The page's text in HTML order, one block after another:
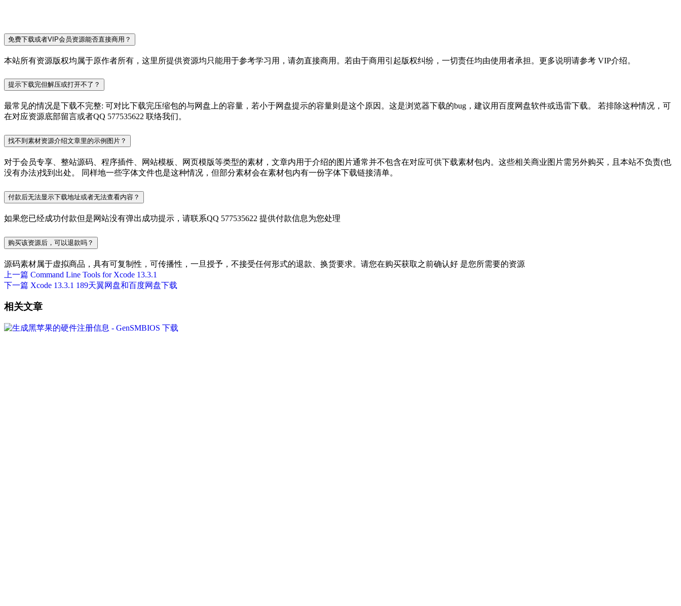
免费下载或者VIP会员资源能否直接商用？
本站所有资源版权均属于原作者所有，这里所提供资源均只能用于参考学习用，请勿直接商用。若由于商用引起版权纠纷，一切责任均由使用者承担。更多说明请参考 VIP介绍。
提示下载完但解压或打开不了？
最常见的情况是下载不完整: 可对比下载完压缩包的与网盘上的容量，若小于网盘提示的容量则是这个原因。这是浏览器下载的bug，建议用百度网盘软件或迅雷下载。 若排除这种情况，可
在对应资源底部留言或者QQ 577535622 联络我们。
找不到素材资源介绍文章里的示例图片？
对于会员专享、整站源码、程序插件、网站模板、网页模版等类型的素材，文章内用于介绍的图片通常并不包含在对应可供下载素材包内。这些相关商业图片需另外购买，且本站不负责(也
没有办法)找到出处。 同样地一些字体文件也是这种情况，但部分素材会在素材包内有一份字体下载链接清单。
付款后无法显示下载地址或者无法查看内容？
如果您已经成功付款但是网站没有弹出成功提示，请联系QQ 577535622 提供付款信息为您处理
购买该资源后，可以退款吗？
源码素材属于虚拟商品，具有可复制性，可传播性，一旦授予，不接受任何形式的退款、换货要求。请您在购买获取之前确认好 是您所需要的资源
上一篇 Command Line Tools for Xcode 13.3.1
下一篇 Xcode 13.3.1 189天翼网盘和百度网盘下载
相关文章